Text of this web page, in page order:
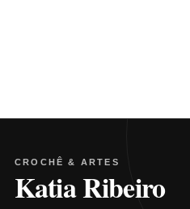
CROCHÊ & ARTES
Katia Ribeiro